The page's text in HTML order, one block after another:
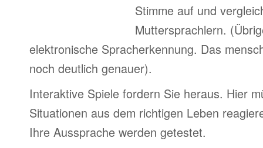
Stimme auf und
Muttersprachlern.
elektronische Spracherkennung. Das
noch deutlich genauer).
Interaktive Spiele fordern Sie heraus. Hier
Situationen aus dem richtigen Leben
Ihre Aussprache werden getestet.